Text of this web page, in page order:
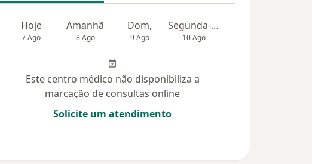
Hoje
7 Ago
Amanhã
8 Ago
Dom,
9 Ago
Segunda-feira
10 Ago
Este centro médico não disponibiliza a
marcação de consultas online
Solicite um atendimento